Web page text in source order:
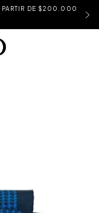
PARTIR DE $200.000